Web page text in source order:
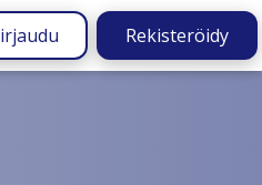
Rekisteröidy